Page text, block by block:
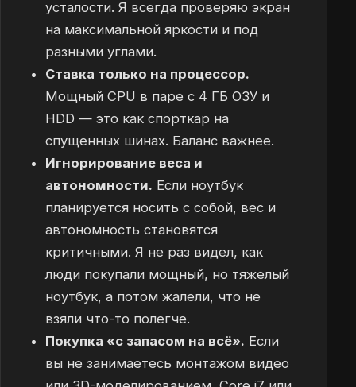
усталости. Я всегда проверяю экран
на максимальной яркости и под
разными углами.
Ставка только на процессор.
Мощный CPU в паре с 4 ГБ ОЗУ и
HDD — это как спорткар на
спущенных шинах. Баланс важнее.
Игнорирование веса и
автономности. Если ноутбук
планируется носить с собой, вес и
автономность становятся
критичными. Я не раз видел, как
люди покупали мощный, но тяжелый
ноутбук, а потом жалели, что не
взяли что-то полегче.
Покупка «с запасом на всё». Если
вы не занимаетесь монтажом видео